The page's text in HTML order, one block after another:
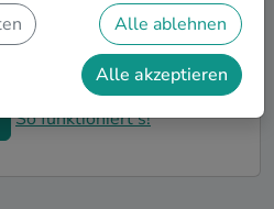
zu Deinen
Wohnzimmerkonzert
So funktioniert's!
Alle ablehnen
Alle akzeptieren